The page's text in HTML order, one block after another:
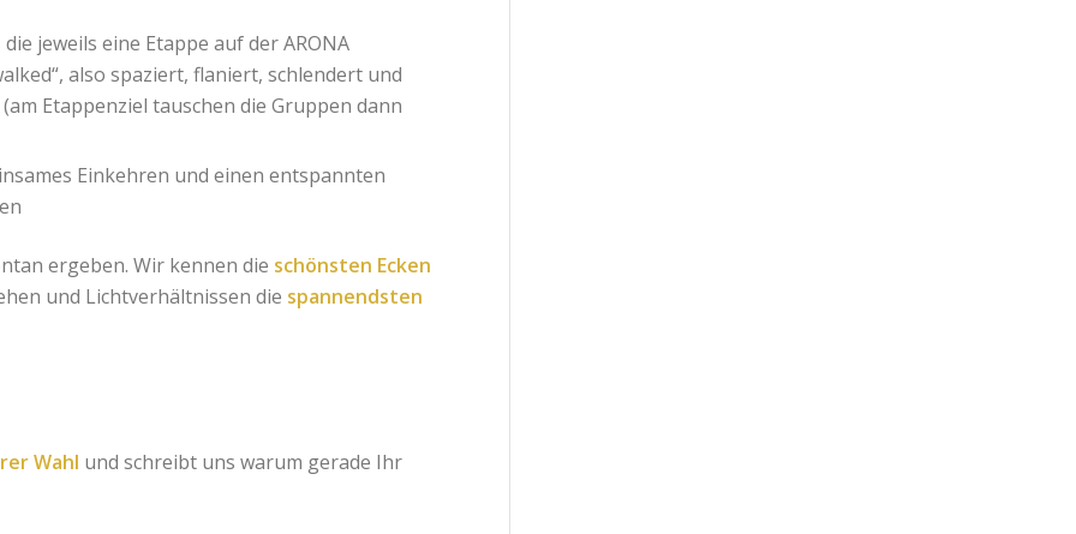
jeweils eine Etappe auf der ARONA
also spaziert, flaniert, schlendert und
Etappenziel tauschen die Gruppen dann
Einkehren und einen entspannten
ergeben. Wir kennen die schönsten Ecken
und Lichtverhältnissen die spannendsten
Wahl und schreibt uns warum gerade Ihr